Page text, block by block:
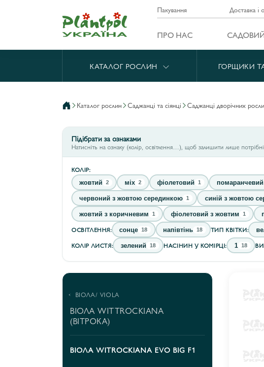
Пакування Доставка і
ПРО НАС
КАТАЛОГ РОСЛИН ГОРЩИКИ
каталог рослин саджанці та сіянці саджанці дворічних
Підібрати за ознаками
Натисніть на ознаку (колір, освітлення…), щоб залишити лише
КОЛІР:
жовтий 2 міх 2 фіолетовий 1 помаранчевий
червоний з жовтою серединкою 1 синій з жовтою
жовтий з коричневим 1 фіолетовий з жовтим 1
ОСВІТЛЕННЯ: сонце 18 напівтінь 18 ТИП КВІТКИ:
КОЛІР ЛИСТЯ: зелений 18 НАСІНИН У КОМІРЦІ: 1 18
ВІОЛА/ VIOLA
ВІОЛА WITTROCKIANA
(ВІТРОКА)
ВІОЛA WITROCKIANA EVO BIG F1